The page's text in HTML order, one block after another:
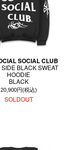
SOCIAL CLUB
BLACK SWEAT
HOODIE
BLACK
20,900円(税込)
SOLDOUT